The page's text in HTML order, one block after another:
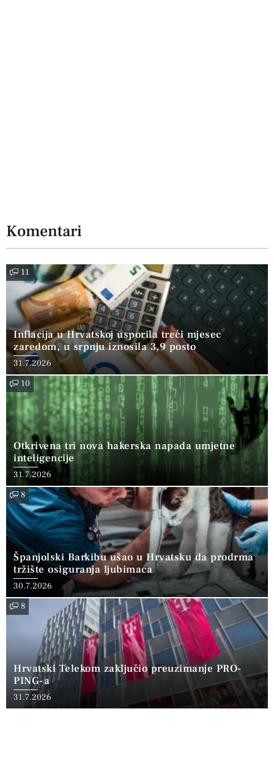
Komentari
11
Inflacija u Hrvatskoj usporila treći mjesec
zaredom, u srpnju iznosila 3,9 posto
31.7.2026
10
Otkrivena tri nova hakerska napada umjetne
inteligencije
31.7.2026
8
Španjolski Barkibu ušao u Hrvatsku da prodrma
tržište osiguranja ljubimaca
30.7.2026
8
Hrvatski Telekom zaključio preuzimanje PRO-
PING-a
31.7.2026